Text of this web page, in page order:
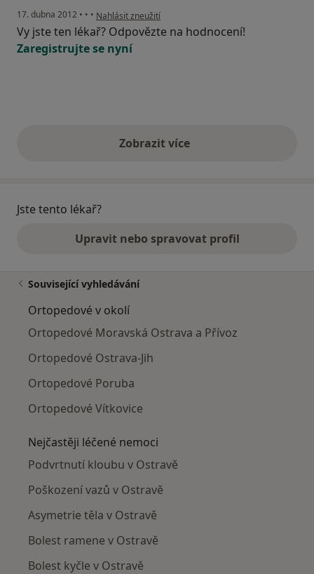
17. dubna 2012 • • • podle názoru uživatele pacientka
Nahlásit zneužití
Vy jste ten lékař? Odpovězte na hodnocení!
Zaregistrujte se nyní
Zobrazit vícevýše uvedené názory
Jste tento lékař?
Upravit nebo spravovat profil
Související vyhledávání
Ortopedové v okolí
Ortopedové Moravská Ostrava a Přívoz
Ortopedové Ostrava-Jih
Ortopedové Poruba
Ortopedové Vítkovice
Nejčastěji léčené nemoci
Podvrtnutí kloubu v Ostravě
Poškození vazů v Ostravě
Asymetrie těla v Ostravě
Bolest ramene v Ostravě
Bolest kyčle v Ostravě